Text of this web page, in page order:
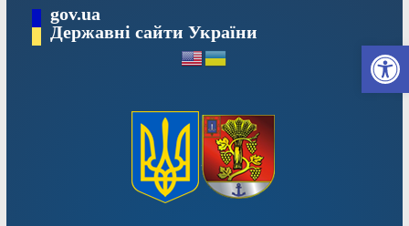
вмісту
gov.ua
Державні сайти України